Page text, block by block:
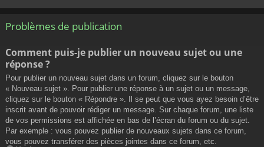
Problèmes de publication
Comment puis-je publier un nouveau sujet ou une
réponse ?
Pour publier un nouveau sujet dans un forum, cliquez sur le bouton
« Nouveau sujet ». Pour publier une réponse à un sujet ou un message,
cliquez sur le bouton « Répondre ». Il se peut que vous ayez besoin d’être
inscrit avant de pouvoir rédiger un message. Sur chaque forum, une liste
de vos permissions est affichée en bas de l’écran du forum ou du sujet.
Par exemple : vous pouvez publier de nouveaux sujets dans ce forum,
vous pouvez transférer des pièces jointes dans ce forum, etc.